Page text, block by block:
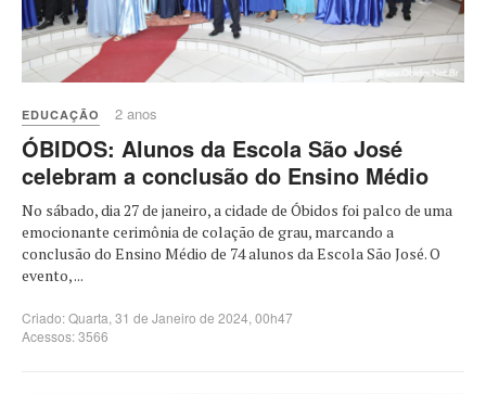
EDUCAÇÃO 2 anos
ÓBIDOS: Alunos da Escola São José
celebram a conclusão do Ensino Médio
No sábado, dia 27 de janeiro, a cidade de Óbidos foi palco de uma
emocionante cerimônia de colação de grau, marcando a
conclusão do Ensino Médio de 74 alunos da Escola São José. O
evento, ...
Criado: Quarta, 31 de Janeiro de 2024, 00h47
Acessos: 3566